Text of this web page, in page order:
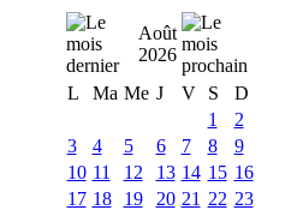
Août
2026
L
Ma Me J V S
D
1
2
3
4 5 6 7 8
9
10 11 12 13 14 15 16
17 18 19 20 21 22 23